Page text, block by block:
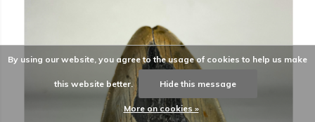
By using our website, you agree to the usage of cookies to help us make
this website better. Hide this message
More on cookies »